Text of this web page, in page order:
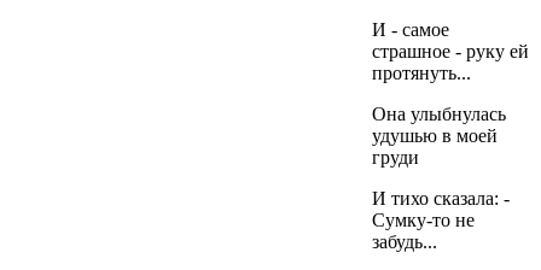
И - самое
страшное - руку ей
протянуть...
Она улыбнулась
удушью в моей
груди
И тихо сказала: -
Сумку-то не
забудь...